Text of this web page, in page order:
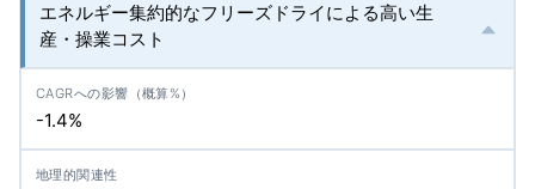
エネルギー集約的なフリーズドライによる高い生
産・操業コスト
-1.4%